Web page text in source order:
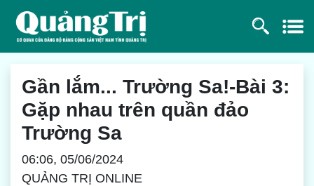
Gần lắm... Trường Sa!-Bài 3:
Gặp nhau trên quần đảo
Trường Sa
06:06, 05/06/2024
QUẢNG TRỊ ONLINE